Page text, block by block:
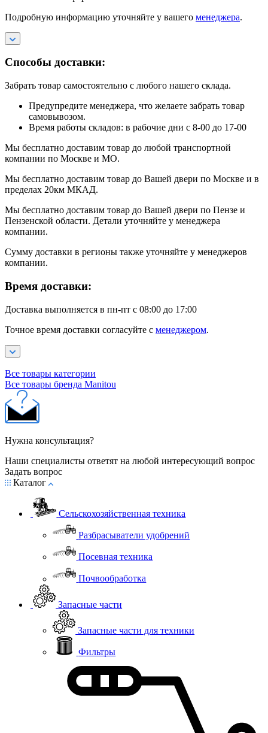
Подробную информацию уточняйте у вашего менеджера.
Способы доставки:
Забрать товар самостоятельно с любого нашего склада.
Предупредите менеджера, что желаете забрать товар
самовывозом.
Время работы складов: в рабочие дни с 8-00 до 17-00
Мы бесплатно доставим товар до любой транспортной
компании по Москве и МО.
Мы бесплатно доставим товар до Вашей двери по Москве и в
пределах 20км МКАД.
Мы бесплатно доставим товар до Вашей двери по Пензе и
Пензенской области. Детали уточняйте у менеджера
компании.
Сумму доставки в регионы также уточняйте у менеджеров
компании.
Время доставки:
Доставка выполняется в пн-пт с 08:00 до 17:00
Точное время доставки согласуйте с менеджером.
Все товары категории
Все товары бренда Manitou
Нужна консультация?
Наши специалисты ответят на любой интересующий вопрос
Задать вопрос
Каталог
Сельскохозяйственная техника
Разбрасыватели удобрений
Посевная техника
Почвообработка
Запасные части
Запасные части для техники
Фильтры